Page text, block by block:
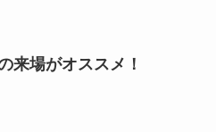
来場がオススメ！